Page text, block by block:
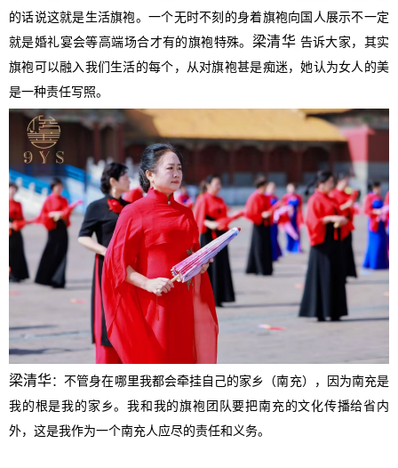
的话说这就是生活旗袍。一个无时不刻的身着旗袍向国人展示不一定
就是婚礼宴会等高端场合才有的旗袍特殊。 梁清华 告诉大家，其实
旗袍可以融入我们生活的每个，从对旗袍甚是痴迷，她认为女人的美
是一种责任写照。
梁清华：不管身在哪里我都会牵挂自己的家乡（南充），因为南充是
我的根是我的家乡。我和我的旗袍团队要把南充的文化传播给省内
外，这是我作为一个南充人应尽的责任和义务。